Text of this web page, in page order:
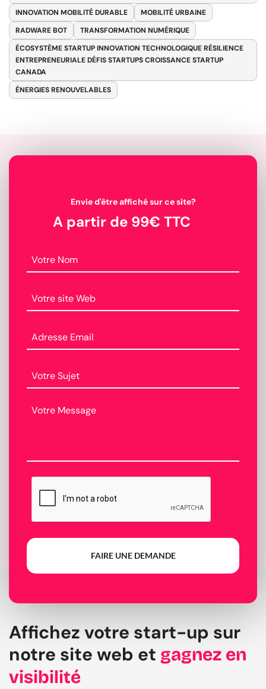
INNOVATION MOBILITÉ DURABLE
MOBILITÉ URBAINE
RADWARE BOT
TRANSFORMATION NUMÉRIQUE
ÉCOSYSTÈME STARTUP INNOVATION TECHNOLOGIQUE RÉSILIENCE
ENTREPRENEURIALE DÉFIS STARTUPS CROISSANCE STARTUP
CANADA
ÉNERGIES RENOUVELABLES
Envie d'être affiché sur ce site?
A partir de 99€ TTC
FAIRE UNE DEMANDE
Affichez votre start-up sur
notre site web et gagnez en
visibilité